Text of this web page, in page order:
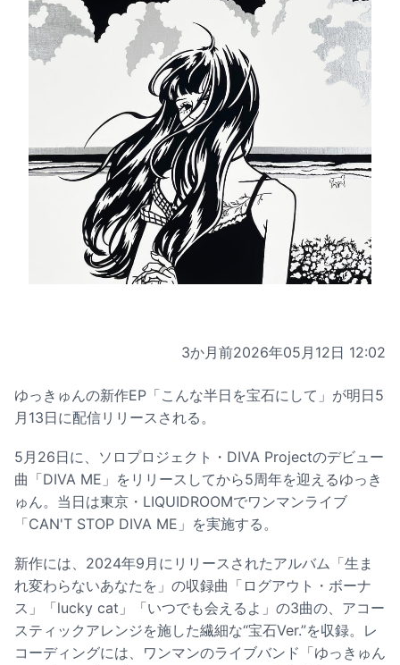
3か月前2026年05月12日 12:02
ゆっきゅんの新作EP「こんな半日を宝石にして」が明日5
月13日に配信リリースされる。
5月26日に、ソロプロジェクト・DIVA Projectのデビュー
曲「DIVA ME」をリリースしてから5周年を迎えるゆっき
ゅん。当日は東京・LIQUIDROOMでワンマンライブ
「CAN'T STOP DIVA ME」を実施する。
新作には、2024年9月にリリースされたアルバム「生ま
れ変わらないあなたを」の収録曲「ログアウト・ボーナ
ス」「lucky cat」「いつでも会えるよ」の3曲の、アコー
スティックアレンジを施した繊細な“宝石Ver.”を収録。レ
コーディングには、ワンマンのライブバンド「ゆっきゅん